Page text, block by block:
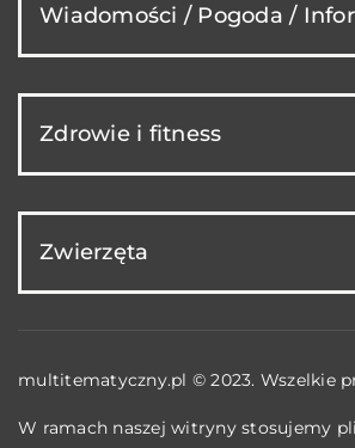
Wiadomości / Pogoda /
Zdrowie i fitness
Zwierzęta
multitematyczny.pl © 2023. Wszelkie
W ramach naszej witryny stosujemy